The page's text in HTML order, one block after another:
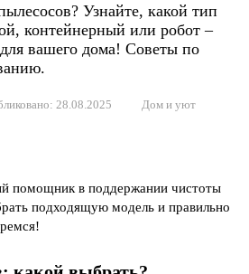
Узнайте, какой тип
контейнерный или робот –
вашего дома! Советы по
28.08.2025
Дом и уют
помощник в поддержании чистоты
подходящую модель и правильно